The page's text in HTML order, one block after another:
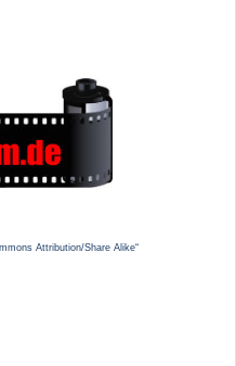
Attribution/Share Alike“